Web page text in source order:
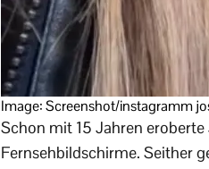
Image: Screenshot/instagramm
Schon mit 15 Jahren
Fernsehbildschirme. Seither